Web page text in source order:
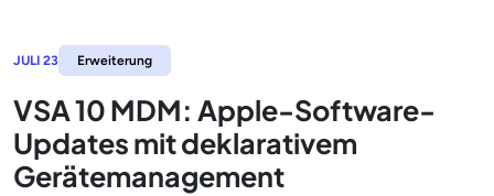
JULI 23 Erweiterung
VSA 10 MDM: Apple-Software-
Updates mit deklarativem
Gerätemanagement